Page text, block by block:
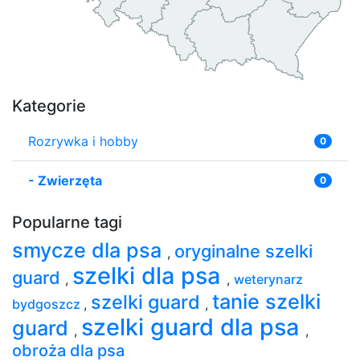
Kategorie
Rozrywka i hobby 0
- Zwierzęta 0
Popularne tagi
smycze dla psa , oryginalne szelki
guard , szelki dla psa , weterynarz
bydgoszcz , szelki guard , tanie szelki
guard , szelki guard dla psa ,
obroża dla psa